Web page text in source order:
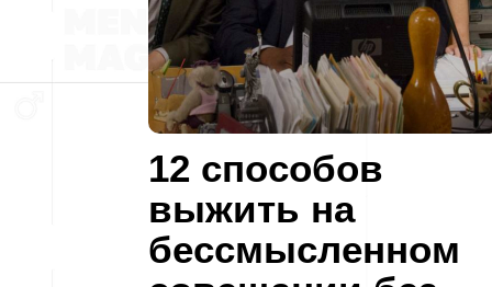
12 способов
выжить на
бессмысленном